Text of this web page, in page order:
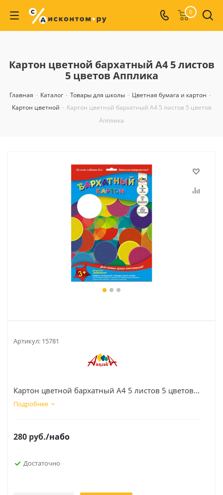
0
Картон цветной бархатный А4 5 листов
5 цветов Апплика
Главная - Каталог - Товары для школы - Цветная бумага и картон -
Картон цветной - Картон цветной бархатный А4 5 листов 5 цветов
Апплика
Артикул: 15781
Картон цветной бархатный А4 5 листов 5 цветов...
Подробнее
280 руб./набо
Достаточно